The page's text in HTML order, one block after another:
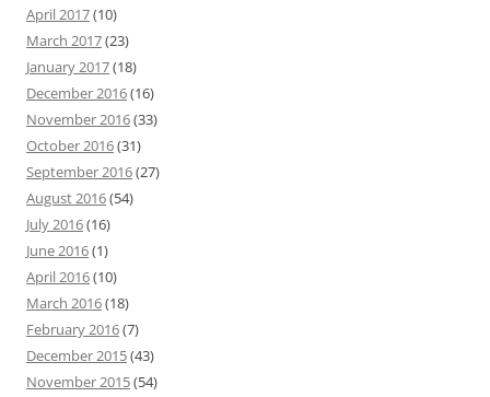
April 2017(10)
March 2017(23)
January 2017(18)
December 2016(16)
November 2016(33)
October 2016(31)
September 2016(27)
August 2016(54)
July 2016(16)
June 2016(1)
April 2016(10)
March 2016(18)
February 2016(7)
December 2015(43)
November 2015(54)